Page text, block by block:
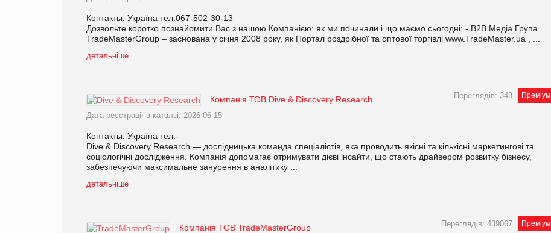
Контакты: Україна тел.067-502-30-13
Дозвольте коротко познайомити Вас з нашою Компанією: як ми починали і що маємо сьогодні: - В2В Медіа Група
TradeMasterGroup – заснована у січня 2008 року, як Портал роздрібної та оптової торгівлі www.TradeMaster.ua , ...
детальніше
Переглядів: 343 Преміум
Компанія ТОВ Dive & Discovery Research
Дата реєстрації в каталзі: 2026-06-15
Контакты: Україна тел.-
Dive & Discovery Research — дослідницька команда спеціалістів, яка проводить якісні та кількісні маркетингові та
соціологічні дослідження. Компанія допомагає отримувати дієві інсайти, що стають драйвером розвитку бізнесу,
забезпечуючи максимальне занурення в аналітику ...
детальніше
Переглядів: 439067 Преміум
Компанія ТОВ TradeMasterGroup